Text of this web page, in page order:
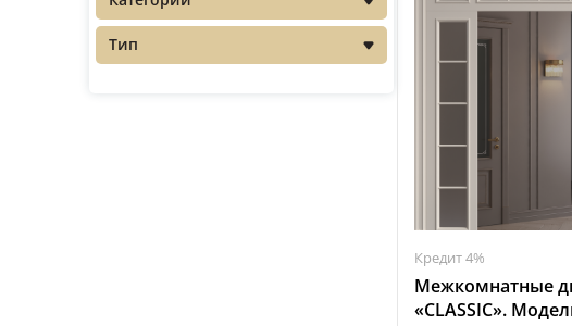
Тип
Кредит 4%
Межкомнатные
«CLASSIC».
Распродажа